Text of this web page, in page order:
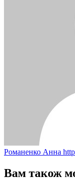
Романенко Анна
Вам також